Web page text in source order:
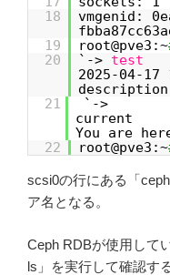
18
vmgenid:
19
root@pve3:~
20
`-> test
2025-04-
description
21
`->
You are
22
root@pve3:~
scsi0の行にある「
ア名となる。
Ceph RDBが使用して
ls」を実行して確認す